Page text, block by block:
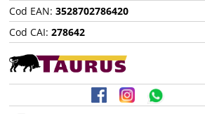
Cod EAN: 3528702786420
Cod CAI: 278642